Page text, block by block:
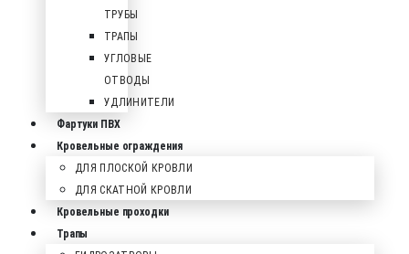
ТРУБЫ
ТРАПЫ
УГЛОВЫЕ
ОТВОДЫ
УДЛИНИТЕЛИ
Фартуки ПВХ
Кровельные ограждения
ДЛЯ ПЛОСКОЙ КРОВЛИ
ДЛЯ СКАТНОЙ КРОВЛИ
Кровельные проходки
Трапы